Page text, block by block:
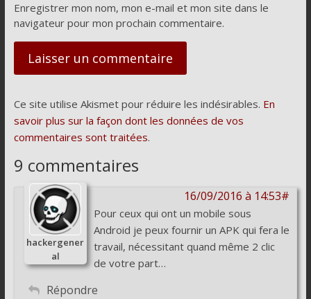
Enregistrer mon nom, mon e-mail et mon site dans le
navigateur pour mon prochain commentaire.
Ce site utilise Akismet pour réduire les indésirables. En
savoir plus sur la façon dont les données de vos
commentaires sont traitées.
9 commentaires
16/09/2016 à 14:53#
hackergener
al
Pour ceux qui ont un mobile sous
Android je peux fournir un APK qui fera le
travail, nécessitant quand même 2 clic
de votre part…
Répondre